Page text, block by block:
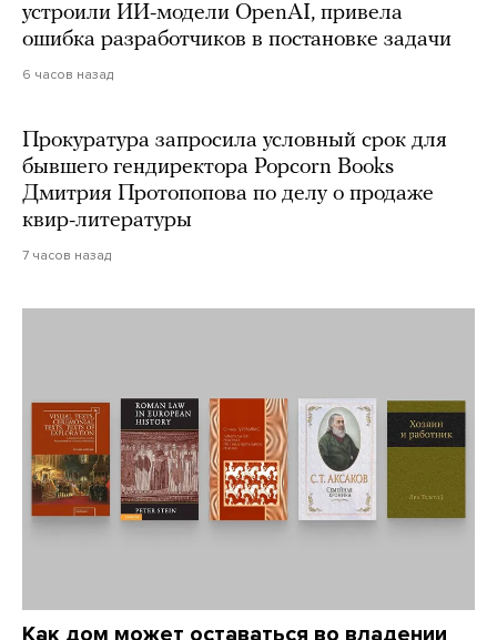
устроили ИИ-модели OpenAI, привела
ошибка разработчиков в постановке задачи
6 часов назад
Прокуратура запросила условный срок для
бывшего гендиректора Popcorn Books
Дмитрия Протопопова по делу о продаже
квир-литературы
7 часов назад